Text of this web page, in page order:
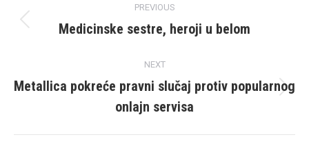
navigation
PREVIOUS
Previous
Medicinske sestre, heroji u belom
NEXT
Next
post:
Metallica pokreće pravni slučaj protiv popularnog
onlajn servisa